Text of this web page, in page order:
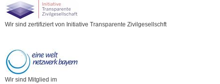
Wir sind zertifiziert von Initiative Transparente Zivilgesellschft
Wir sind Mitglied im